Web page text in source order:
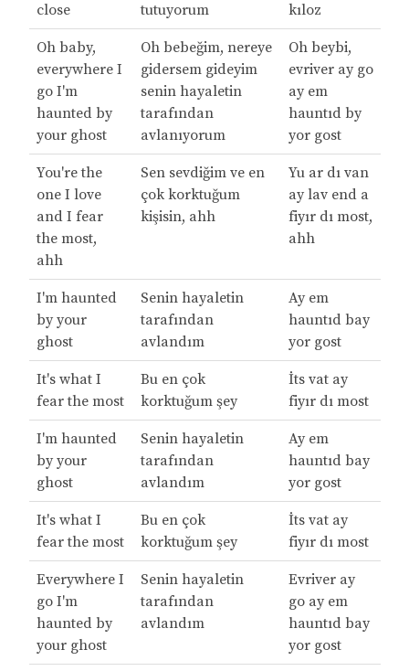
close
tutuyorum
kıloz
Oh baby,
everywhere I
go I'm
haunted by
your ghost
Oh bebeğim, nereye
gidersem gideyim
senin hayaletin
tarafından
avlanıyorum
Oh beybi,
evriver ay go
ay em
hauntıd by
yor gost
You're the
one I love
and I fear
the most,
ahh
Sen sevdiğim ve en
çok korktuğum
kişisin, ahh
Yu ar dı van
ay lav end a
fiyır dı most,
ahh
I'm haunted
by your
ghost
Senin hayaletin
tarafından
avlandım
Ay em
hauntıd bay
yor gost
It's what I
fear the most
Bu en çok
korktuğum şey
İts vat ay
fiyır dı most
I'm haunted
by your
ghost
Senin hayaletin
tarafından
avlandım
Ay em
hauntıd bay
yor gost
It's what I
fear the most
Bu en çok
korktuğum şey
İts vat ay
fiyır dı most
Everywhere I
go I'm
haunted by
your ghost
Senin hayaletin
tarafından
avlandım
Evriver ay
go ay em
hauntıd bay
yor gost